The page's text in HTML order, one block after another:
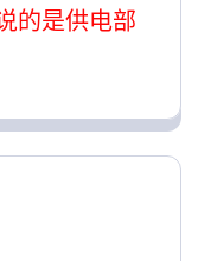
的是供电部